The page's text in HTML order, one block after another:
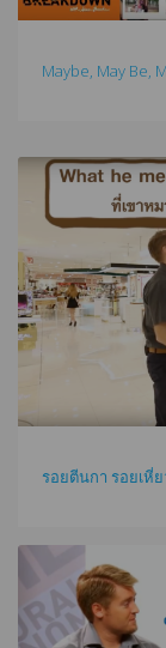
Maybe, May Be,
รอยตีนกา รอยเหี่